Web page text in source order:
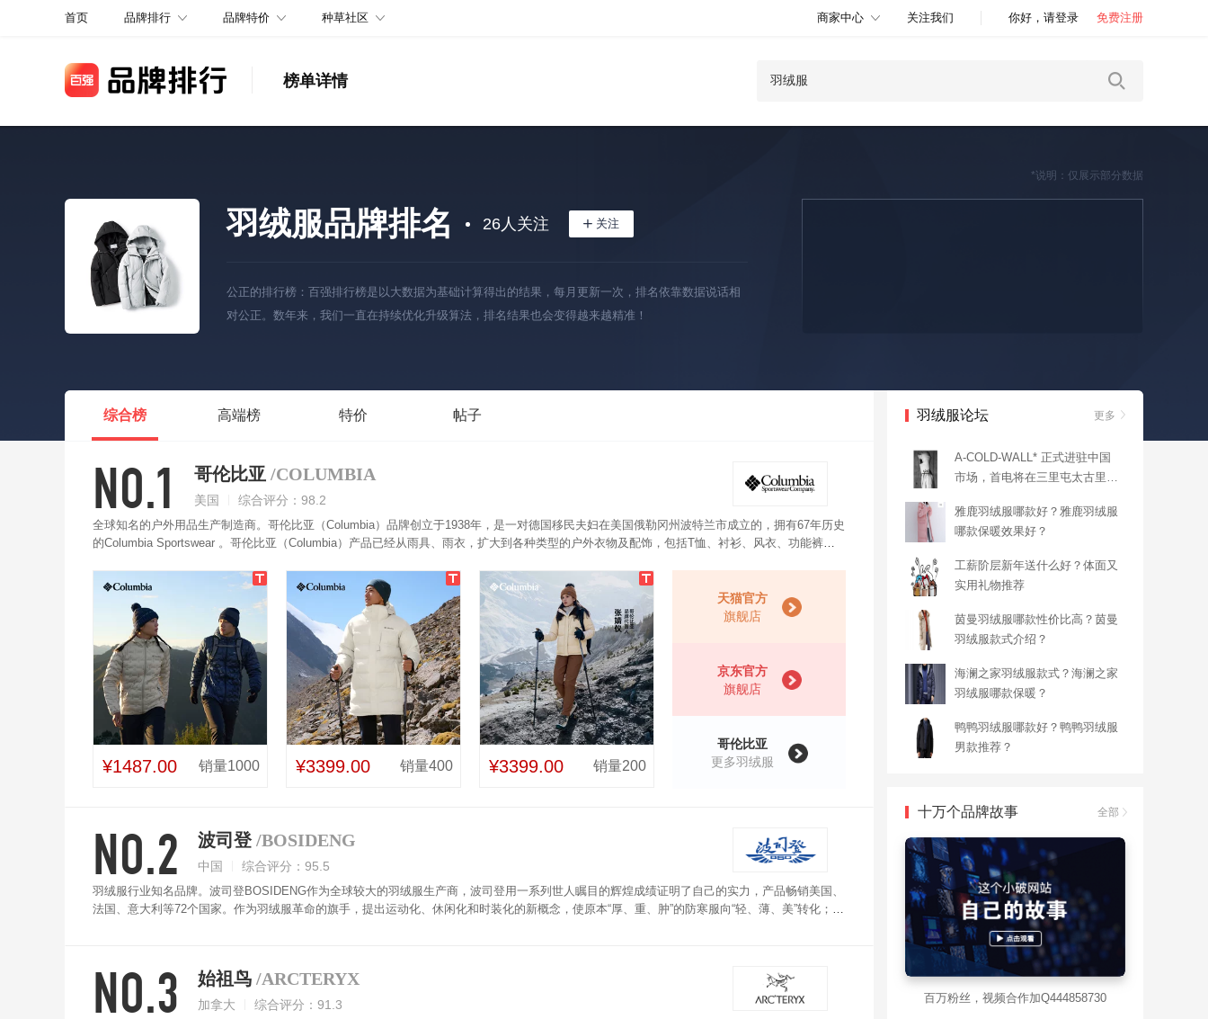
首页 品牌排行 品牌特价 种草社区 商家中心 关注我们 你好，请登录 免费注册
榜单详情
羽绒服品牌排名 26人关注
公正的排行榜：百强排行榜是以大数据为基础计算得出的结果，每月更新一次，排名依靠数据说话相
对公正。数年来，我们一直在持续优化升级算法，排名结果也会变得越来越精准！
*说明：仅展示部分数据
综合榜 高端榜 特价 帖子
NO.1 哥伦比亚 /COLUMBIA
美国 综合评分：98.2
全球知名的户外用品生产制造商。哥伦比亚（Columbia）品牌创立于1938年，是一对德国移民夫妇在美国俄勒冈州波特兰市成立的，拥有67年历史
的Columbia Sportswear 。哥伦比亚（Columbia）产品已经从雨具、雨衣，扩大到各种类型的户外衣物及配饰，包括T恤、衬衫、风衣、功能裤、
拉链，安全可靠，弹性袖口保暖更贴心，三合一系统，可以搭配各种冲锋衣，另外可打包设计，亦方便携带，不管户外运动还是日常活动，都比较
适合。多款多色，满足不同人士的时尚追求。
¥1487.00 销量1000 ¥3399.00 销量400 ¥3399.00 销量200
天猫官方
旗舰店
京东官方
旗舰店
哥伦比亚
更多羽绒服
NO.2 波司登 /BOSIDENG
中国 综合评分：95.5
羽绒服行业知名品牌。波司登BOSIDENG作为全球较大的羽绒服生产商，波司登用一系列世人瞩目的辉煌成绩证明了自己的实力，产品畅销美国、
法国、意大利等72个国家。作为羽绒服革命的旗手，提出运动化、休闲化和时装化的新概念，使原本“厚、重、肿”的防寒服向“轻、薄、美”转化；推
NO.3 始祖鸟 /ARCTERYX
加拿大 综合评分：91.3
羽绒服论坛 更多
A-COLD-WALL* 正式进驻中国
市场，首电将在三里屯太古里开
雅鹿羽绒服哪款好？雅鹿羽绒服
哪款保暖效果好？
工薪阶层新年送什么好？体面又
实用礼物推荐
茵曼羽绒服哪款性价比高？茵曼
羽绒服款式介绍？
海澜之家羽绒服款式？海澜之家
羽绒服哪款保暖？
鸭鸭羽绒服哪款好？鸭鸭羽绒服
男款推荐？
十万个品牌故事 全部
百万粉丝，视频合作加Q444858730